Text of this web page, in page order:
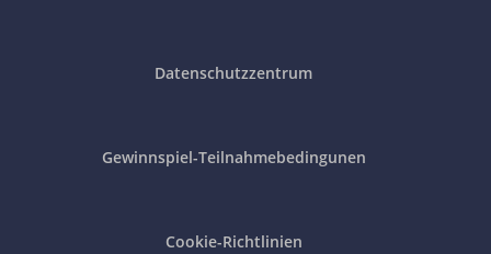
Datenschutzzentrum
Gewinnspiel-Teilnahmebedingunen
Cookie-Richtlinien